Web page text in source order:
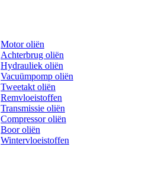
Motor oliën
Achterbrug oliën
Hydrauliek oliën
Vacuümpomp oliën
Tweetakt oliën
Remvloeistoffen
Transmissie oliën
Compressor oliën
Boor oliën
Wintervloeistoffen